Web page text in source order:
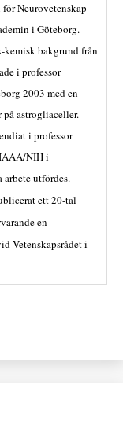
Neurovetenskap
i Göteborg.
kemisk bakgrund från
i professor
2003 med en
astrogliaceller.
i professor
NIH i
arbete utfördes.
ett 20-tal
en
Vetenskapsrådet i